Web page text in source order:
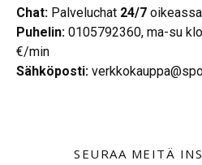
Chat: Palveluchat 24/7
Puhelin: 0105792360, ma-su
€/min
Sähköposti:
SEURAA MEITÄ